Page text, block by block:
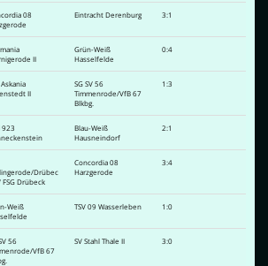
08
Eintracht Derenburg 3:1
II
Grün-Weiß
Hasselfelde
0:4
Askania
II
SG SV 56
Timmenrode/VfB 67
Blkbg.
1:3
Blau-Weiß
Hausneindorf
2:1
Drübec
FSG Drübeck
Concordia 08
Harzgerode
3:4
Weiß
TSV 09 Wasserleben 1:0
56
VfB 67
SV Stahl Thale II 3:0